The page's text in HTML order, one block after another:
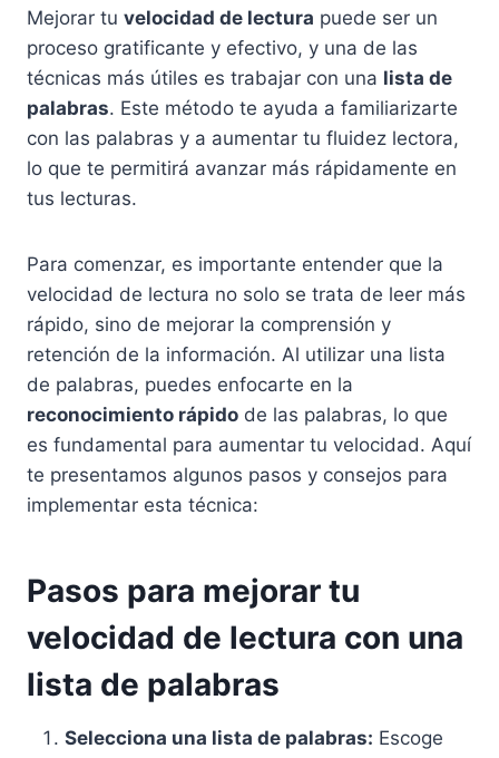
Mejorar tu velocidad de lectura puede ser un
proceso gratificante y efectivo, y una de las
técnicas más útiles es trabajar con una lista de
palabras. Este método te ayuda a familiarizarte
con las palabras y a aumentar tu fluidez lectora,
lo que te permitirá avanzar más rápidamente en
tus lecturas.
Para comenzar, es importante entender que la
velocidad de lectura no solo se trata de leer más
rápido, sino de mejorar la comprensión y
retención de la información. Al utilizar una lista
de palabras, puedes enfocarte en la
reconocimiento rápido de las palabras, lo que
es fundamental para aumentar tu velocidad. Aquí
te presentamos algunos pasos y consejos para
implementar esta técnica:
Pasos para mejorar tu
velocidad de lectura con una
lista de palabras
Selecciona una lista de palabras: Escoge